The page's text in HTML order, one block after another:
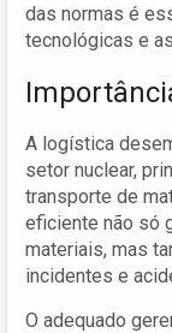
das normas é
tecnológicas e
A logística
setor nuclear,
transporte de
eficiente não só
materiais, mas
incidentes e
O adequado